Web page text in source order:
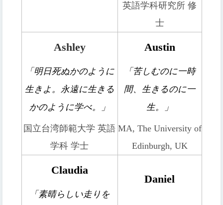
英語学科研究所 修
士
Ashley
「明日死ぬかのように
生きよ。永遠に生きる
かのように学べ。」
国立台湾師範大学 英語
学科 学士
Austin
「苦しむのに一時
間、生きるのに一
生。」
MA, The University of
Edinburgh, UK
Claudia
「素晴らしい走りを
Daniel